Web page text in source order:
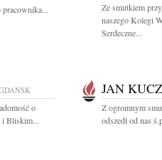
pracownika...
Ze smutkiem
naszego Kolegi
Serdeczne...
o
i Bliskim...
JAN
Z ogromnym
odszedł od nas